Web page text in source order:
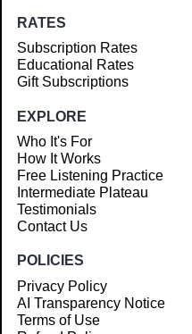
RATES
Subscription Rates
Educational Rates
Gift Subscriptions
EXPLORE
Who It's For
How It Works
Free Listening Practice
Intermediate Plateau
Testimonials
Contact Us
POLICIES
Privacy Policy
AI Transparency Notice
Terms of Use